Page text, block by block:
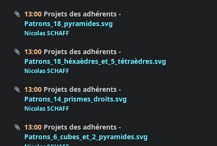
13:00 Projets des adhérents
Patrons_18_pyramides.svg
Nicolas SCHAFF
13:00 Projets des adhérents
Patrons_18_héxaèdres_et_5_tétraèdres.svg
Nicolas SCHAFF
13:00 Projets des adhérents
Patrons_14_prismes_droits.svg
Nicolas SCHAFF
13:00 Projets des adhérents
Patrons_6_cubes_et_2_pyramides.svg